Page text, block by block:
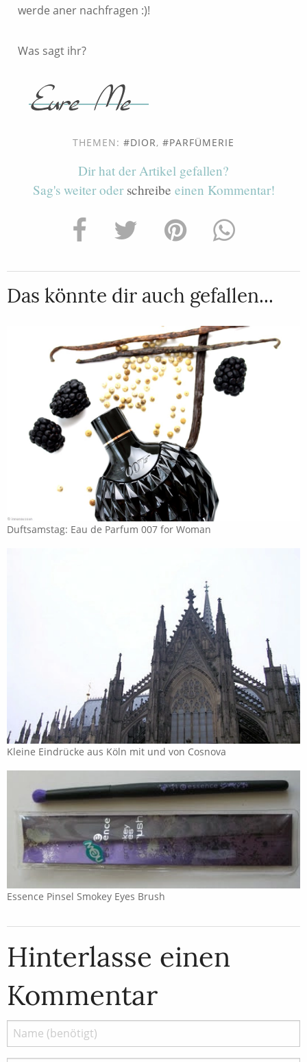
werde aner nachfragen :)!
Was sagt ihr?
THEMEN: DIOR, PARFÜMERIE
Dir hat der Artikel gefallen?
Sag's weiter oder schreibe einen Kommentar!
Das könnte dir auch gefallen...
Duftsamstag: Eau de Parfum 007 for Woman
Kleine Eindrücke aus Köln mit und von Cosnova
Essence Pinsel Smokey Eyes Brush
Hinterlasse einen
Kommentar